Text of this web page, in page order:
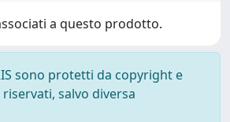
a questo prodotto.
sono protetti da copyright e
salvo diversa